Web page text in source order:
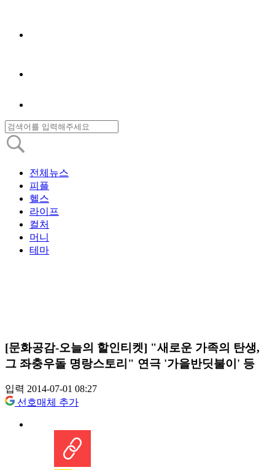
전체뉴스
피플
헬스
라이프
컬처
머니
테마
[문화공감-오늘의 할인티켓] "새로운 가족의 탄생,
그 좌충우돌 명랑스토리" 연극 '가을반딧불이' 등
입력 2014-07-01 08:27
선호매체 추가